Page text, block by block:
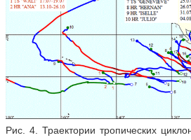
Рис. 4. Траектории тропических